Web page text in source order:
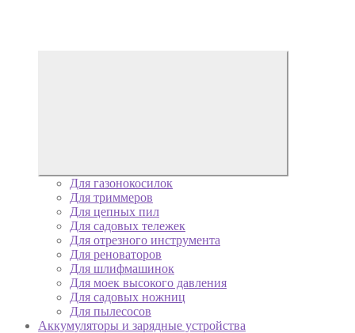
Для газонокосилок
Для триммеров
Для цепных пил
Для садовых тележек
Для отрезного инструмента
Для реноваторов
Для шлифмашинок
Для моек высокого давления
Для садовых ножниц
Для пылесосов
Аккумуляторы и зарядные устройства